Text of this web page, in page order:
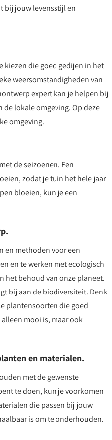
bij jouw levensstijl en
kiezen die goed gedijen in het
weersomstandigheden van
expert kan je helpen bij
lokale omgeving. Op deze
omgeving.
de seizoenen. Een
zodat je tuin het hele jaar
bloeien, kun je een
en methoden voor een
en te werken met ecologisch
het behoud van onze planeet.
bij aan de biodiversiteit. Denk
plantensoorten die goed
mooi is, maar ook
en materialen.
met de gewenste
te doen, kun je voorkomen
die passen bij jouw
is om te onderhouden.